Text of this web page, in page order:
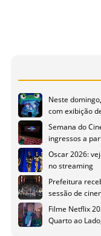
Neste
com exibição
Semana do
ingressos a
Oscar 2026:
no streaming
Prefeitura
sessão de
Filme Netflix
Quarto ao